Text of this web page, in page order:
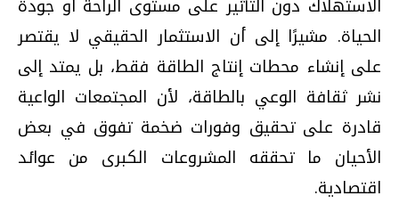
الحياة. مشيرًا إلى أن الاستثمار الحقيقي لا يقتصر
على إنشاء محطات إنتاج الطاقة فقط، بل يمتد إلى
نشر ثقافة الوعي بالطاقة، لأن المجتمعات الواعية
قادرة على تحقيق وفورات ضخمة تفوق في بعض
الأحيان ما تحققه المشروعات الكبرى من عوائد
اقتصادية.